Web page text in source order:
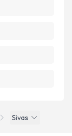
Sivas